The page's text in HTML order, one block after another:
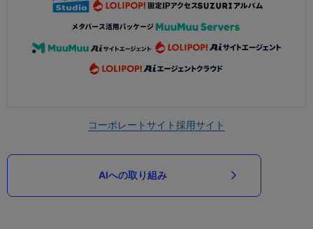
コーポレートサイト採用サイト
AIへの取り組み